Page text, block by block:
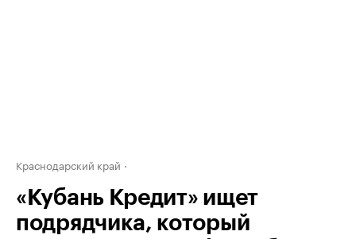
Краснодарский край
«Кубань Кредит» ищет
подрядчика, который